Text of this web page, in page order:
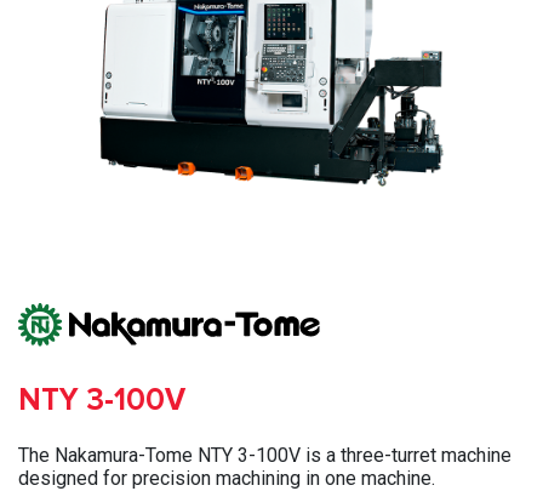
NTY 3-100V
The Nakamura-Tome NTY 3-100V is a three-turret machine
designed for precision machining in one machine.